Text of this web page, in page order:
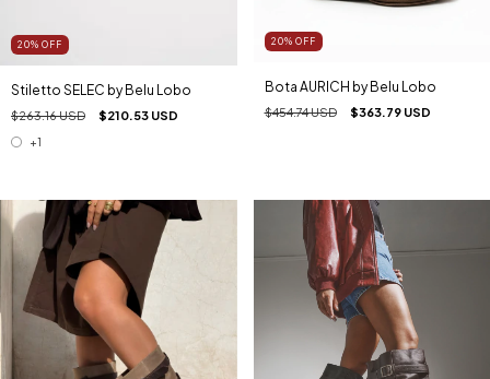
20% OFF
Stiletto SELEC by Belu Lobo
$263.16 USD $210.53 USD
+1
20% OFF
Bota AURICH by Belu Lobo
$454.74 USD $363.79 USD